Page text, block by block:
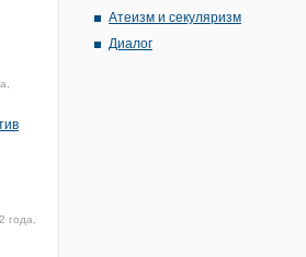
года,
Атеизм и секуляризм
Диалог